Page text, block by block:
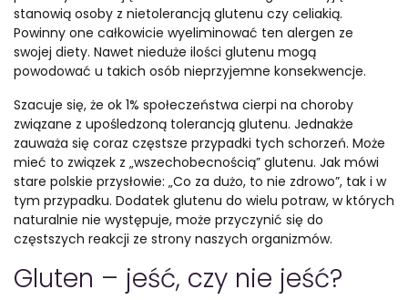
stanowią osoby z nietolerancją glutenu czy celiakią.
Powinny one całkowicie wyeliminować ten alergen ze
swojej diety. Nawet nieduże ilości glutenu mogą
powodować u takich osób nieprzyjemne konsekwencje.
Szacuje się, że ok 1% społeczeństwa cierpi na choroby
związane z upośledzoną tolerancją glutenu. Jednakże
zauważa się coraz częstsze przypadki tych schorzeń. Może
mieć to związek z „wszechobecnością” glutenu. Jak mówi
stare polskie przysłowie: „Co za dużo, to nie zdrowo”, tak i w
tym przypadku. Dodatek glutenu do wielu potraw, w których
naturalnie nie występuje, może przyczynić się do
częstszych reakcji ze strony naszych organizmów.
Gluten – jeść, czy nie jeść?